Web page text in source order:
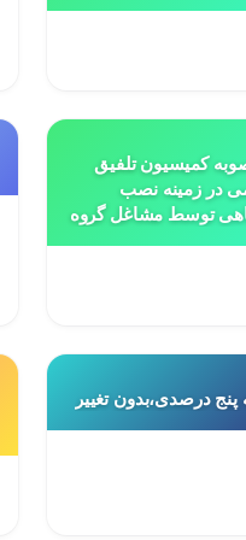
کمیسیون تلفیق
در زمینه نصب
توسط مشاغل گروه
مبنی بر تغییر کاربری
درصدی،بدون تغییر